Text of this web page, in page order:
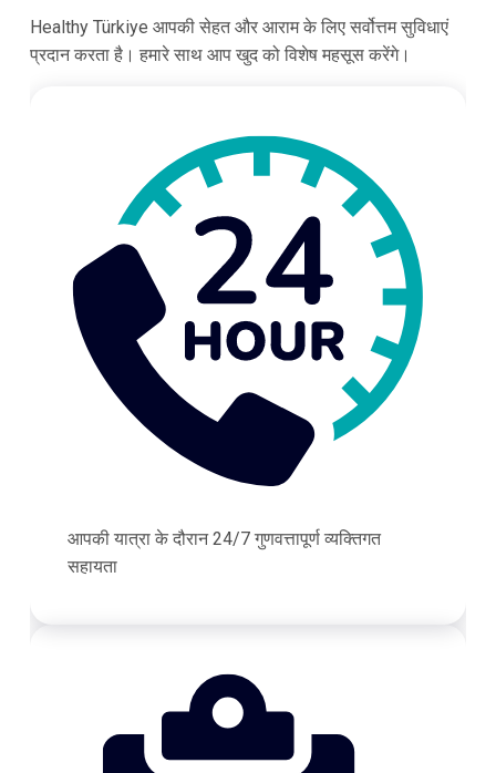
Healthy Türkiye आपकी सेहत और आराम के लिए सर्वोत्तम सुविधाएं
प्रदान करता है। हमारे साथ आप खुद को विशेष महसूस करेंगे।
आपकी यात्रा के दौरान 24/7 गुणवत्तापूर्ण व्यक्तिगत
सहायता